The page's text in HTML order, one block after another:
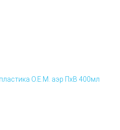
O.E.M. аэр ПхВ 400мл